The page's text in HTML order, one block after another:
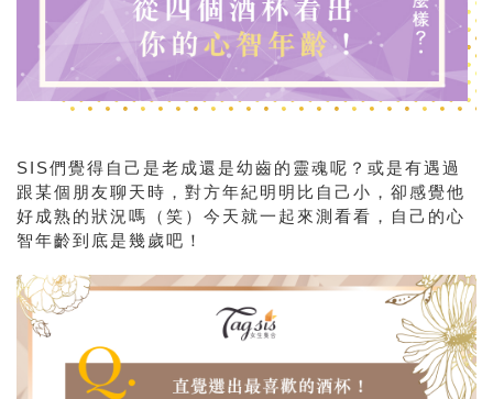
SIS們覺得自己是老成還是幼齒的靈魂呢？或是有遇過
跟某個朋友聊天時，對方年紀明明比自己小，卻感覺他
好成熟的狀況嗎（笑）今天就一起來測看看，自己的心
智年齡到底是幾歲吧！